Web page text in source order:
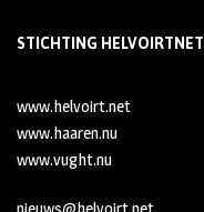
STICHTING HELVOIRTNET
www.helvoirt.net
www.haaren.nu
www.vught.nu